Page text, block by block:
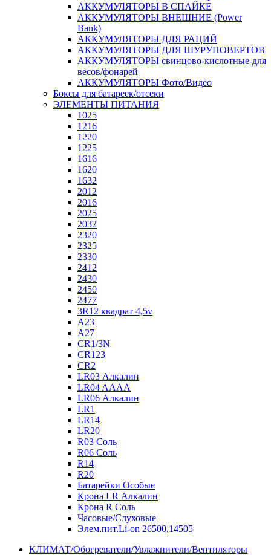
АККУМУЛЯТОРЫ В СПАЙКЕ
АККУМУЛЯТОРЫ ВНЕШНИЕ (Power
Bank)
АККУМУЛЯТОРЫ ДЛЯ РАЦИЙ
АККУМУЛЯТОРЫ ДЛЯ ШУРУПОВЕРТОВ
АККУМУЛЯТОРЫ свинцово-кислотные-для
весов/фонарей
АККУМУЛЯТОРЫ Фото/Видео
Боксы для батареек/отсеки
ЭЛЕМЕНТЫ ПИТАНИЯ
1025
1216
1220
1225
1616
1620
1632
2012
2016
2025
2032
2320
2325
2330
2412
2430
2450
2477
3R12 квадрат 4,5v
A23
A27
CR1/3N
CR123
CR2
LR03 Алкалин
LR04 AAAA
LR06 Алкалин
LR1
LR14
LR20
R03 Соль
R06 Соль
R14
R20
Батарейки Особые
Крона LR Алкалин
Крона R Соль
Часовые/Слуховые
Элем.пит.Li-on 26500,14505
КЛИМАТ/Обогреватели/Увлажнители/Вентиляторы